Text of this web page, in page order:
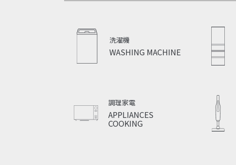
WASHING MACHINE
洗濯機
APPLIANCES
COOKING
調理家電